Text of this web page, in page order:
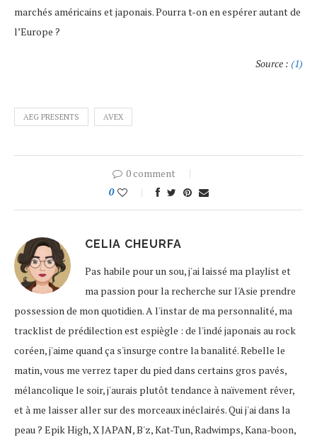
marchés américains et japonais. Pourra t-on en espérer autant de
l’Europe ?
Source : (1)
AEG PRESENTS AVEX
0 comment
0
CELIA CHEURFA
Pas habile pour un sou, j'ai laissé ma playlist et
ma passion pour la recherche sur l'Asie prendre
possession de mon quotidien. A l'instar de ma personnalité, ma
tracklist de prédilection est espiègle : de l'indé japonais au rock
coréen, j'aime quand ça s'insurge contre la banalité. Rebelle le
matin, vous me verrez taper du pied dans certains gros pavés,
mélancolique le soir, j'aurais plutôt tendance à naïvement rêver,
et à me laisser aller sur des morceaux inéclairés. Qui j'ai dans la
peau ? Epik High, X JAPAN, B'z, Kat-Tun, Radwimps, Kana-boon,